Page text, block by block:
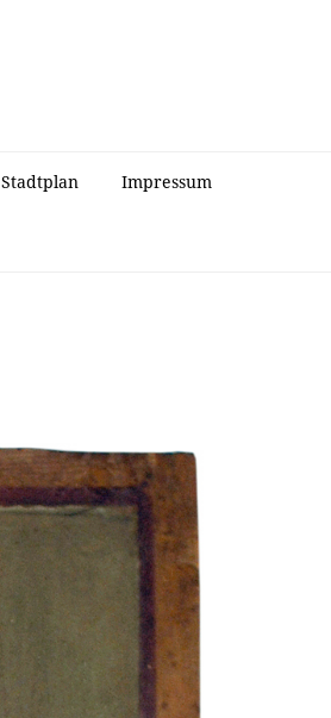
Stadtplan Impressum